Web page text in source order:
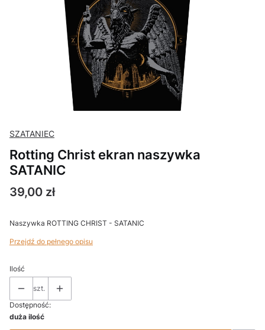
SZATANIEC
Rotting Christ ekran naszywka
SATANIC
Cena
39,00 zł
Naszywka ROTTING CHRIST - SATANIC
Przejdź do pełnego opisu
Ilość
szt.
Dostępność:
duża ilość